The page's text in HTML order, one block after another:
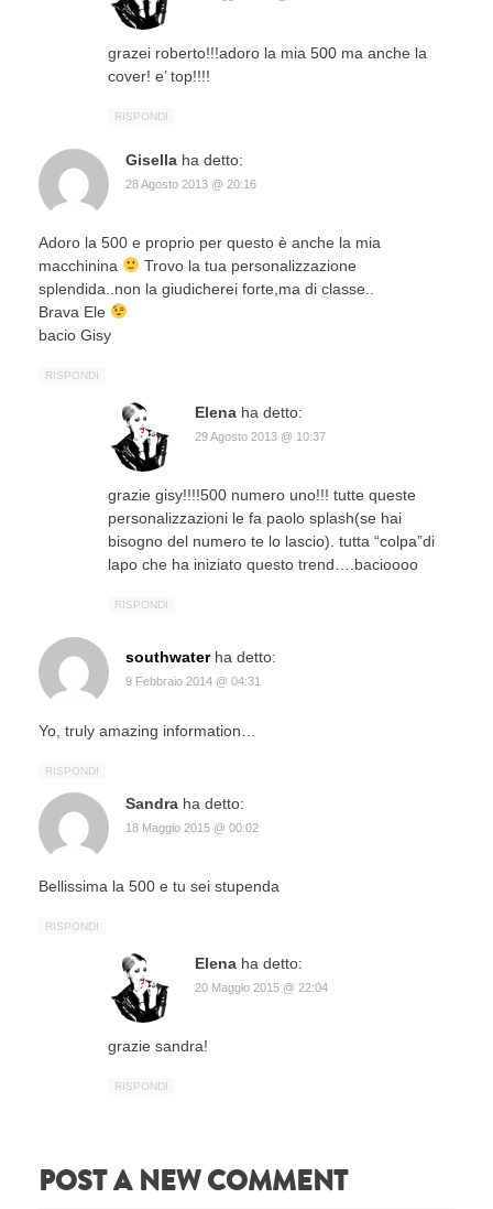
grazei roberto!!!adoro la mia 500 ma anche la
cover! e’ top!!!!
RISPONDI
Gisella ha detto:
28 Agosto 2013 @ 20:16
Adoro la 500 e proprio per questo è anche la mia
macchinina
Trovo la tua personalizzazione
splendida..non la giudicherei forte,ma di classe..
Brava Ele
bacio Gisy
RISPONDI
Elena ha detto:
29 Agosto 2013 @ 10:37
grazie gisy!!!!500 numero uno!!! tutte queste
personalizzazioni le fa paolo splash(se hai
bisogno del numero te lo lascio). tutta “colpa”di
lapo che ha iniziato questo trend….bacioooo
RISPONDI
southwater ha detto:
9 Febbraio 2014 @ 04:31
Yo, truly amazing information…
RISPONDI
Sandra ha detto:
18 Maggio 2015 @ 00:02
Bellissima la 500 e tu sei stupenda
RISPONDI
Elena ha detto:
20 Maggio 2015 @ 22:04
grazie sandra!
RISPONDI
POST A NEW COMMENT